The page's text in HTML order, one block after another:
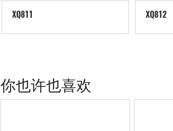
XQ811 XQ812
你也许也喜欢